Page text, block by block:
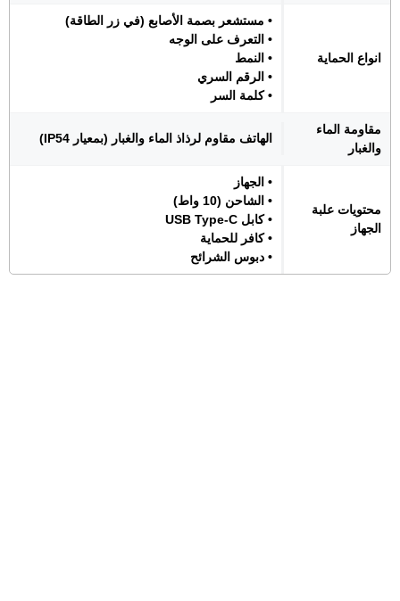
انواع الحماية
• مستشعر بصمة الأصابع (في زر الطاقة)
• التعرف على الوجه
• النمط
• الرقم السري
• كلمة السر
مقاومة الماء
والغبار
الهاتف مقاوم لرذاذ الماء والغبار (بمعيار IP54)
محتويات علبة
الجهاز
• الجهاز
• الشاحن (10 واط)
• كابل USB Type-C
• كافر للحماية
• دبوس الشرائح